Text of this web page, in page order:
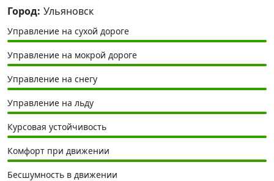
Город: Ульяновск
Управление на сухой дороге
Управление на мокрой дороге
Управление на снегу
Управление на льду
Курсовая устойчивость
Комфорт при движении
Бесшумность в движении